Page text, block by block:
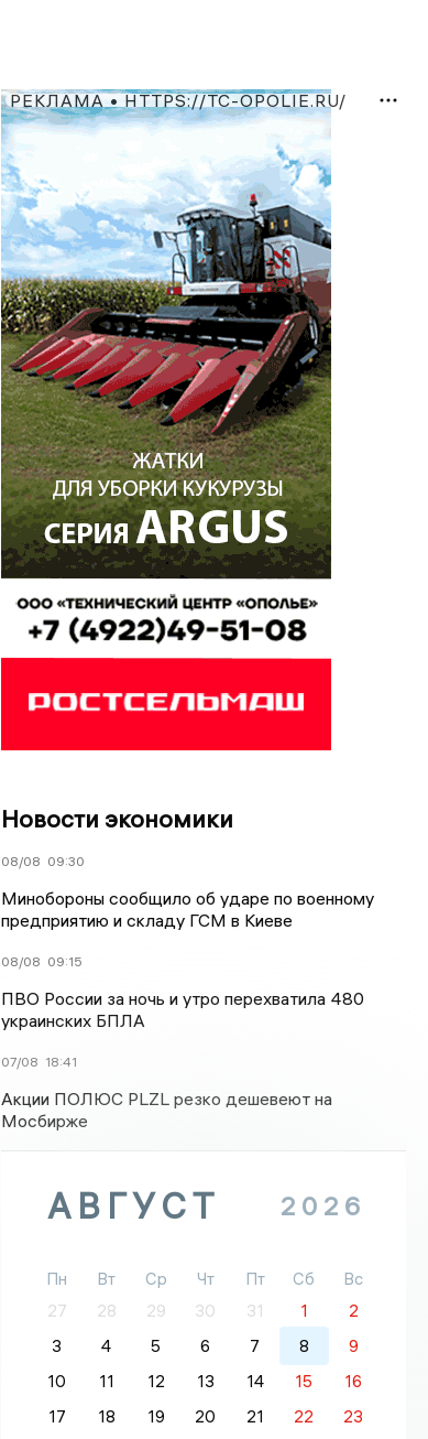
РЕКЛАМА • HTTPS://TC-OPOLIE.RU/
Новости экономики
08/08 09:30
Минобороны сообщило об ударе по военному
предприятию и складу ГСМ в Киеве
08/08 09:15
ПВО России за ночь и утро перехватила 480
украинских БПЛА
07/08 18:41
Акции ПОЛЮС PLZL резко дешевеют на
Мосбирже
АВГУСТ 2026
Пн Вт Ср Чт Пт Сб
Вс
27
28 29 30 31 1
2
3
4 5 6 7 8
9
10
11 12 13 14 15
16
17
18 19 20 21 22
23